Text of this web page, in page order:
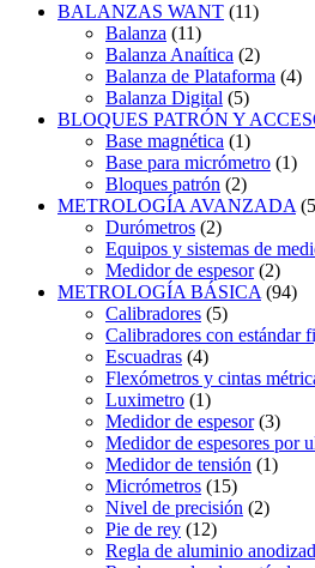
BALANZAS WANT (11)
Balanza (11)
Balanza Anaítica (2)
Balanza de Plataforma (4)
Balanza Digital (5)
BLOQUES PATRÓN Y
Base magnética (1)
Base para micrómetro (1)
Bloques patrón (2)
METROLOGÍA AVANZADA
Durómetros (2)
Equipos y sistemas de
Medidor de espesor (2)
METROLOGÍA BÁSICA (94)
Calibradores (5)
Calibradores con estándar
Escuadras (4)
Flexómetros y cintas
Luximetro (1)
Medidor de espesor (3)
Medidor de espesores por
Medidor de tensión (1)
Micrómetros (15)
Nivel de precisión (2)
Pie de rey (12)
Regla de aluminio